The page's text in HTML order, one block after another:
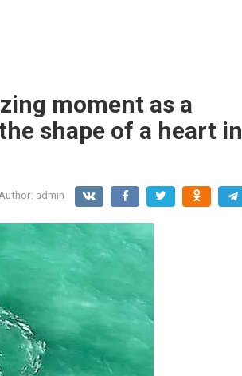
moment as a
shape of a heart in
Author: admin